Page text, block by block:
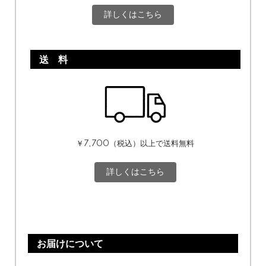
詳しくはこちら
送 料
￥7,700（税込）以上で送料無料
詳しくはこちら
お届けについて